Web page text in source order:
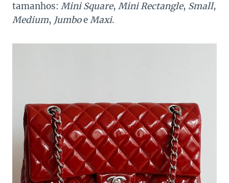
tamanhos: Mini Square, Mini Rectangle, Small,
Medium, JumboeMaxi.